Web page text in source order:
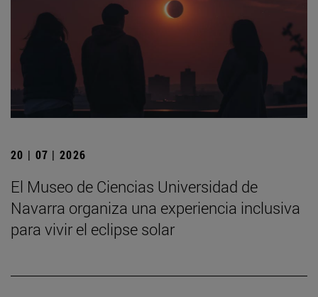
20 | 07 | 2026
El Museo de Ciencias Universidad de
Navarra organiza una experiencia inclusiva
para vivir el eclipse solar